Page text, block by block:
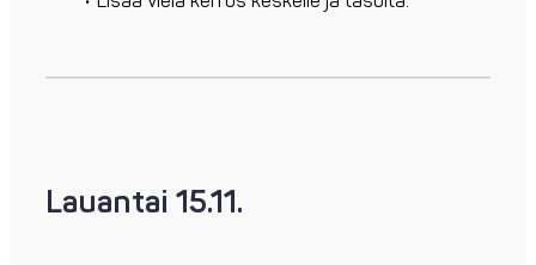
Lauantai 15.11.